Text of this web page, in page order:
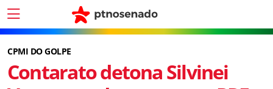
CPMI DO GOLPE
Contarato detona Silvinei